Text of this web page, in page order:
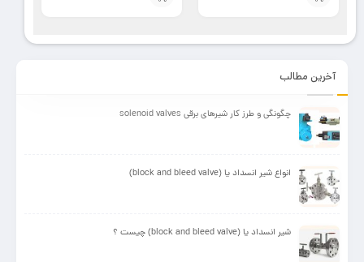
به
به
آخرین مطالب
چگونگی و طرز کار شیرهای برقی solenoid valves
انواع شیر انسداد یا (block and bleed valve)
شیر انسداد یا (block and bleed valve) چیست ؟